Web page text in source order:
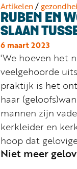
Artikelen/
RUBEN EN
SLAAN
6 maart 2023
'We hoeven het
veelgehoorde
praktijk is het
haar
mannen zijn
kerkleider en
hoop dat
Niet meer